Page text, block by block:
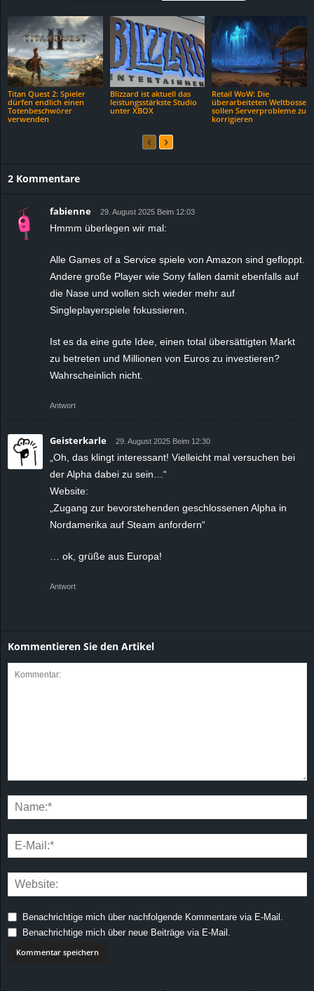
Titan Quest 2: Spieler
dürfen endlich einen
Totenbeschwörer
verwenden
Blizzard ist aktuell das
leistungsstärkste Studio
unter XBOX
Retail WoW: Die
überarbeiteten Weltbosse
sollen Serverprobleme zu
korrigieren
2 Kommentare
fabienne 29. August 2025 Beim 12:03
Hmmm überlegen wir mal:
Alle Games of a Service spiele von Amazon sind gefloppt.
Andere große Player wie Sony fallen damit ebenfalls auf
die Nase und wollen sich wieder mehr auf
Singleplayerspiele fokussieren.
Ist es da eine gute Idee, einen total übersättigten Markt
zu betreten und Millionen von Euros zu investieren?
Wahrscheinlich nicht.
Antwort
Geisterkarle 29. August 2025 Beim 12:30
„Oh, das klingt interessant! Vielleicht mal versuchen bei
der Alpha dabei zu sein…“
Website:
„Zugang zur bevorstehenden geschlossenen Alpha in
Nordamerika auf Steam anfordern“
… ok, grüße aus Europa!
Antwort
Kommentieren Sie den Artikel
Benachrichtige mich über nachfolgende Kommentare via E-Mail.
Benachrichtige mich über neue Beiträge via E-Mail.